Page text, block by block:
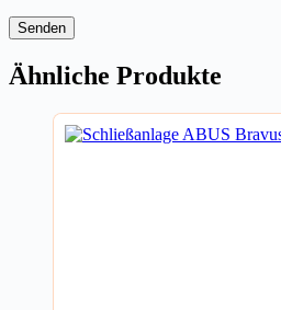
Senden
Ähnliche Produkte